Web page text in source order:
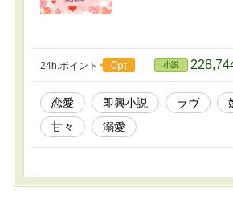
24h.ポイント 0pt 小説
恋愛 即興小説 ラヴ
甘々
溺愛